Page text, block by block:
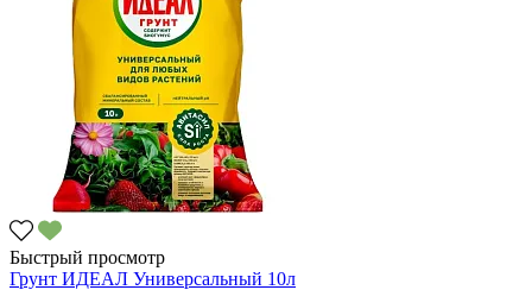
Быстрый просмотр
Грунт ИДЕАЛ Универсальный 10л